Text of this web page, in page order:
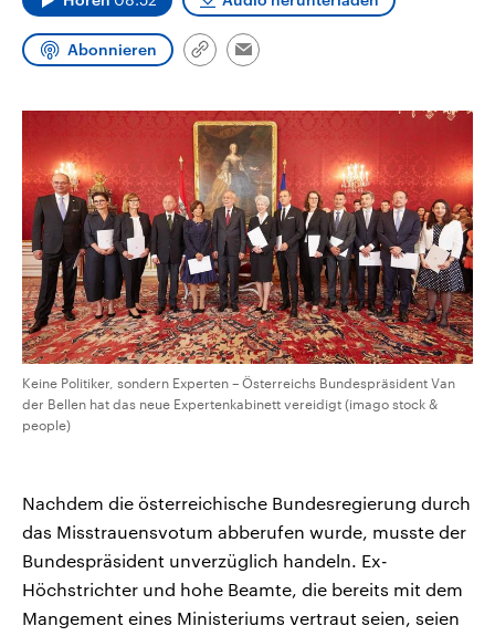
Abonnieren
Link
Email
Keine Politiker, sondern Experten – Österreichs Bundespräsident Van
der Bellen hat das neue Expertenkabinett vereidigt (imago stock &
people)
Nachdem die österreichische Bundesregierung durch
das Misstrauensvotum abberufen wurde, musste der
Bundespräsident unverzüglich handeln. Ex-
Höchstrichter und hohe Beamte, die bereits mit dem
Mangement eines Ministeriums vertraut seien, seien